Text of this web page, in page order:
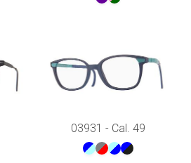
03931 - Cal. 49